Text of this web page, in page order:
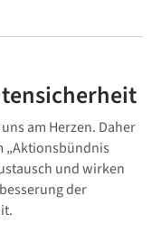
am Herzen. Daher
„Aktionsbündnis
und wirken
der